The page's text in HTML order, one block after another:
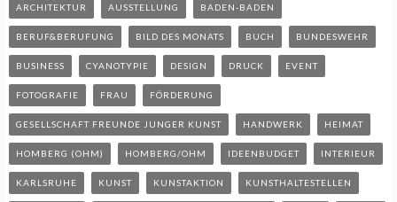
ARCHITEKTUR AUSSTELLUNG BADEN-BADEN
BERUF&BERUFUNG BILD DES MONATS BUCH BUNDESWEHR
BUSINESS CYANOTYPIE DESIGN DRUCK EVENT
FOTOGRAFIE FRAU FÖRDERUNG
GESELLSCHAFT FREUNDE JUNGER KUNST HANDWERK HEIMAT
HOMBERG (OHM) HOMBERG/OHM IDEENBUDGET INTERIEUR
KARLSRUHE KUNST KUNSTAKTION KUNSTHALTESTELLEN